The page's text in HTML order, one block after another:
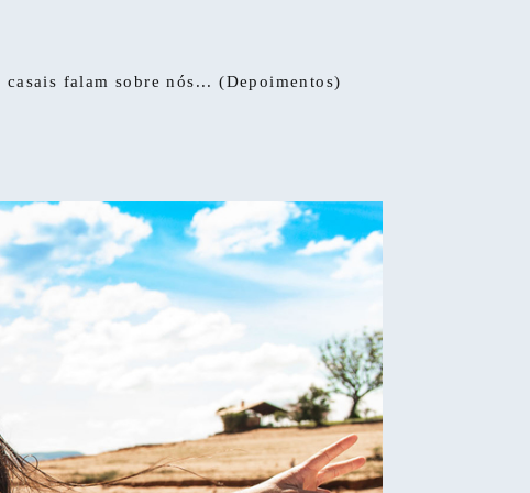
casais falam sobre nós... (Depoimentos)